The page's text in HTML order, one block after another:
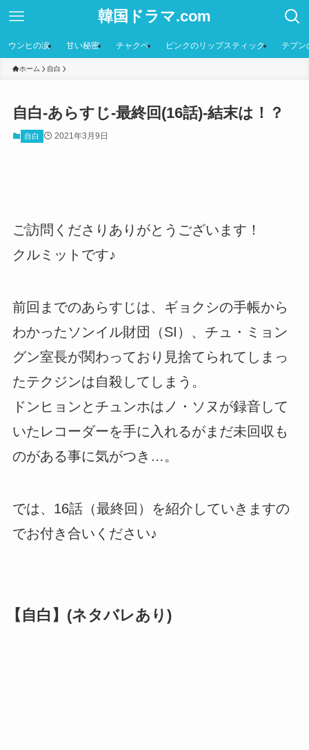
韓国ドラマ.com
ウンヒの涙 甘い秘密 チャクペ ピンクのリップスティック テプン
ホーム 自白
自白-あらすじ-最終回(16話)-結末は！？
自白 2021年3月9日
ご訪問くださりありがとうございます！
クルミットです♪
前回までのあらすじは、ギョクシの手帳から
わかったソンイル財団（SI）、チュ・ミョン
グン室長が関わっており見捨てられてしまっ
たテクジンは自殺してしまう。
ドンヒョンとチュンホはノ・ソヌが録音して
いたレコーダーを手に入れるがまだ未回収も
のがある事に気がつき…。
では、16話（最終回）を紹介していきますの
でお付き合いください♪
【自白】(ネタバレあり)